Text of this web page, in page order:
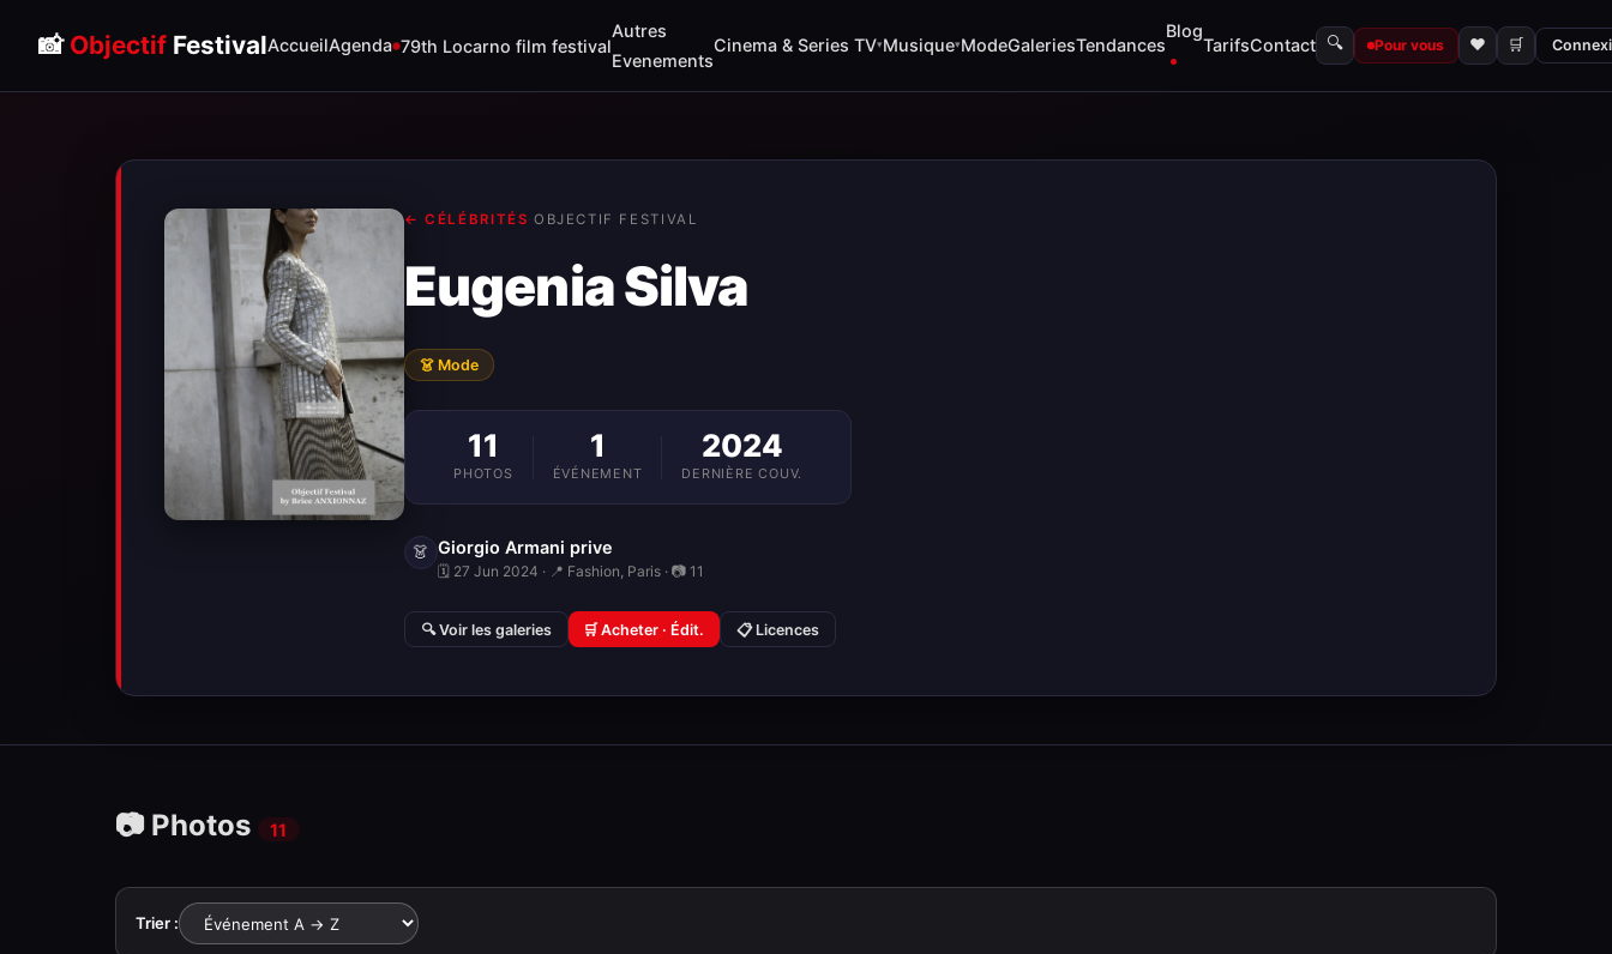
📸 Objectif FestivalAccueilAgenda 79th Locarno film festival
Autres
Evenements
Cinema & Series TV▾Musique▾ModeGaleriesTendances
Blog
TarifsContact 🔍 Pour vous ♥ 🛒
← CÉLÉBRITÉS· OBJECTIF FESTIVAL
Eugenia Silva
👗 Mode
11
PHOTOS
1
ÉVÉNEMENT
2024
DERNIÈRE COUV.
👗 Giorgio Armani prive
🗓 27 Jun 2024 · 📍 Fashion, Paris · 📷 11
🔍 Voir les galeries 🛒 Acheter · Édit. 📋 Licences
📷 Photos 11
Trier :